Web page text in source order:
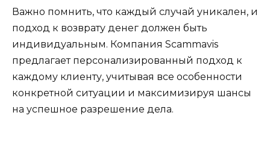
Важно помнить, что каждый случай уникален, и
подход к возврату денег должен быть
индивидуальным. Компания Scammavis
предлагает персонализированный подход к
каждому клиенту, учитывая все особенности
конкретной ситуации и максимизируя шансы
на успешное разрешение дела.